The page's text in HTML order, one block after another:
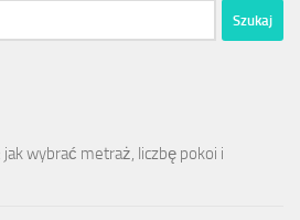
wybrać metraż, liczbę pokoi i